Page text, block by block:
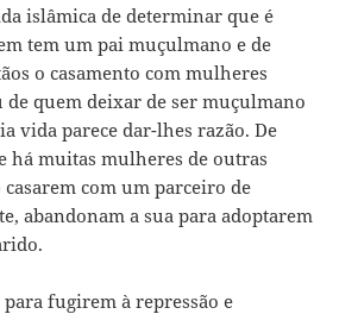
islâmica de determinar que é
tem um pai muçulmano e de
o casamento com mulheres
de quem deixar de ser muçulmano
vida parece dar-lhes razão. De
há muitas mulheres de outras
com um parceiro de
abandonam a sua para adoptarem
fugirem à repressão e